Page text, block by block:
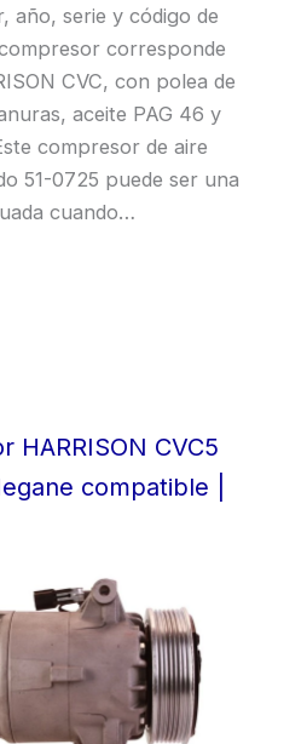
año, serie y código de
corresponde
CVC, con polea de
aceite PAG 46 y
compresor de aire
51-0725 puede ser una
cuando…
HARRISON CVC5
compatible |